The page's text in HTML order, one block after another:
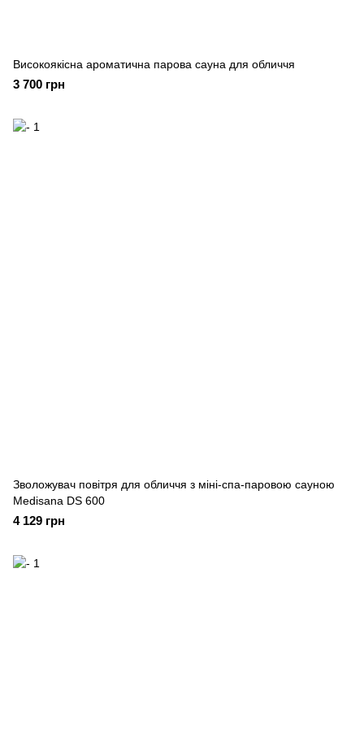
Високоякісна ароматична парова сауна для обличчя
3 700 грн
Зволожувач повітря для обличчя з міні-спа-паровою сауною
Medisana DS 600
4 129 грн